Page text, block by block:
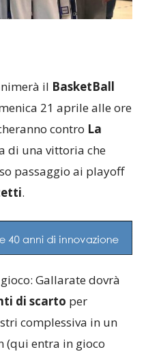
il BasketBall
21 aprile alle ore
contro La
di una vittoria che
passaggio ai playoff
.
Gallarate dovrà
di scarto per
complessiva in un
(qui entra in gioco